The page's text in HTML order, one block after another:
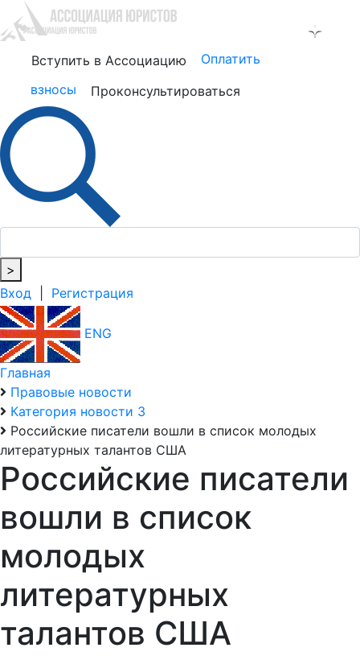
Вступить в Ассоциацию
Оплатить
взносы
Проконсультироваться
>
Вход
Регистрация
ENG
Главная
Правовые новости
Категория новости 3
Российские писатели вошли в список молодых
литературных талантов США
Российские писатели
вошли в список
молодых
литературных
талантов США